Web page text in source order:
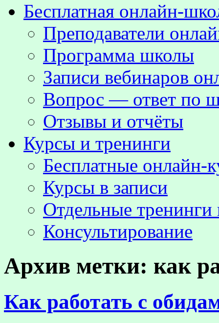
Бесплатная онлайн-
Преподаватели
Программа школы
Записи вебинаров
Вопрос — ответ по
Отзывы и отчёты
Курсы и тренинги
Бесплатные онлайн-
Курсы в записи
Отдельные тренинги
Консультирование
Архив метки: как
Как работать с